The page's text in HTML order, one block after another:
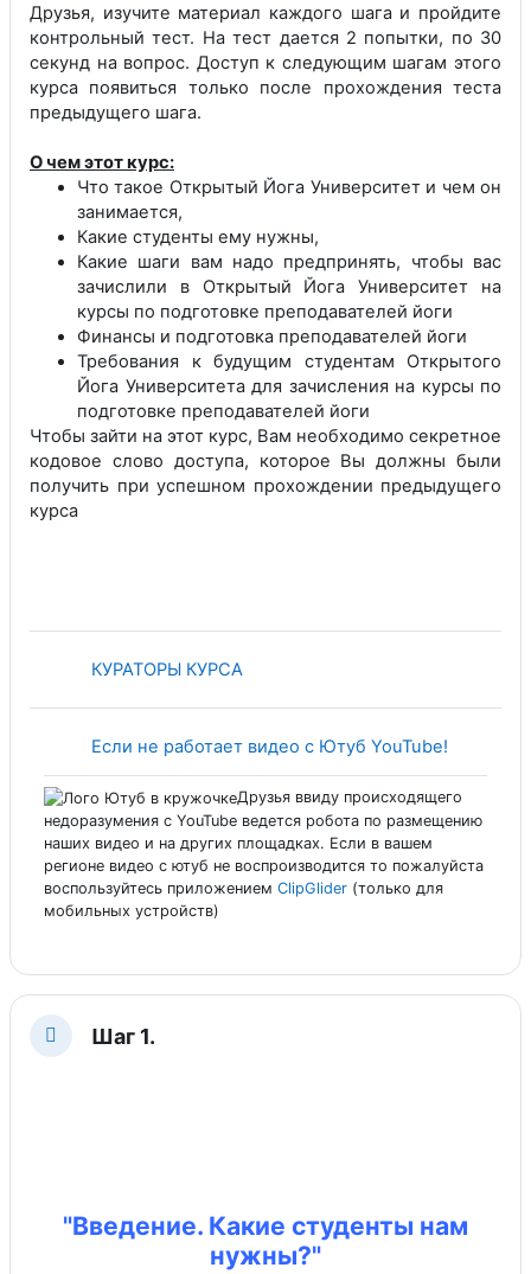
Друзья, изучите материал каждого шага и пройдите
контрольный тест. На тест дается 2 попытки, по 30
секунд на вопрос. Доступ к следующим шагам этого
курса появиться только после прохождения теста
предыдущего шага.
О чем этот курс:
Что такое Открытый Йога Университет и чем он
занимается,
Какие студенты ему нужны,
Какие шаги вам надо предпринять, чтобы вас
зачислили в Открытый Йога Университет на
курсы по подготовке преподавателей йоги
Финансы и подготовка преподавателей йоги
Требования к будущим студентам Открытого
Йога Университета для зачисления на курсы по
подготовке преподавателей йоги
Чтобы зайти на этот курс, Вам необходимо секретное
кодовое слово доступа, которое Вы должны были
получить при успешном прохождении предыдущего
курса
КУРАТОРЫ КУРСА
Если не работает видео с Ютуб YouTube!
Друзья ввиду происходящего
недоразумения c YouTube ведется робота по размещению
наших видео и на других площадках. Если в вашем
регионе видео с ютуб не воспроизводится то пожалуйста
воспользуйтесь приложением ClipGlider (только для
мобильных устройств)
Свернуть
Шаг 1.
"Введение. Какие студенты нам
нужны?"